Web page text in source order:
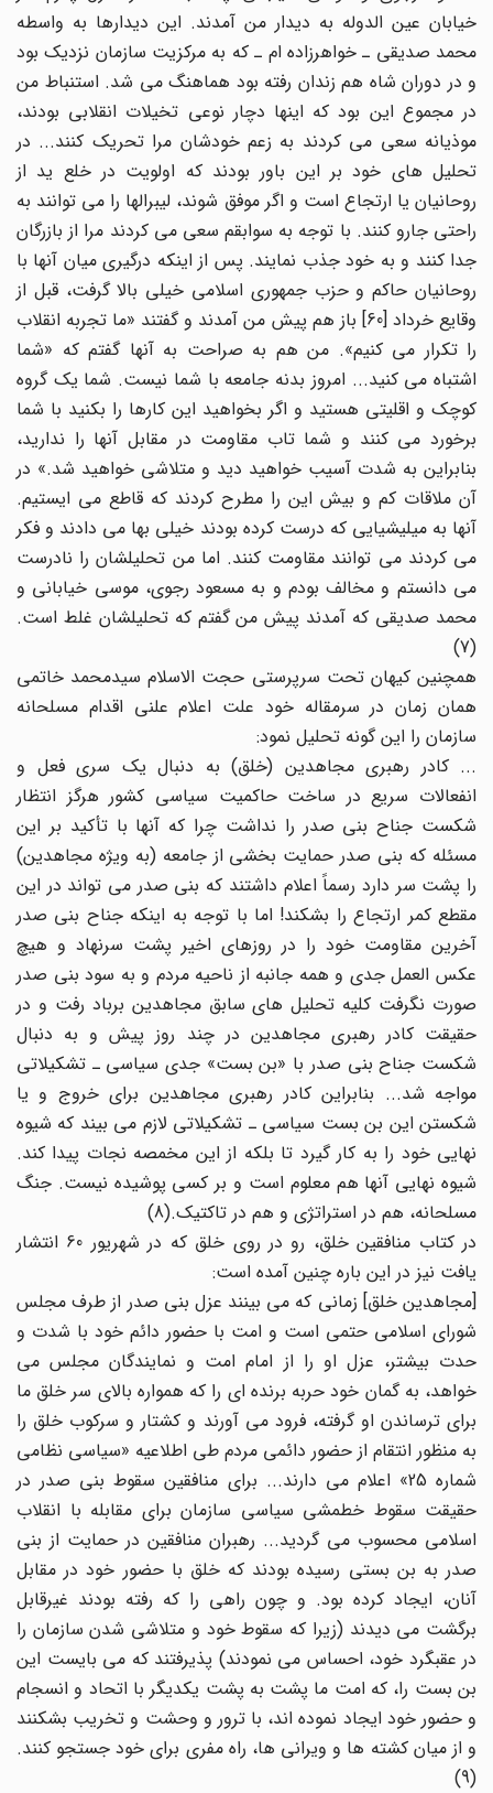
خیابان عین الدوله به دیدار من آمدند. این دیدارها به واسطه
محمد صدیقی ـ خواهرزاده ام ـ که به مرکزیت سازمان نزدیک بود
و در دوران شاه هم زندان رفته بود هماهنگ می شد. استنباط من
در مجموع این بود که اینها دچار نوعی تخیلات انقلابی بودند،
موذیانه سعی می کردند به زعم خودشان مرا تحریک کنند... در
تحلیل های خود بر این باور بودند که اولویت در خلع ید از
روحانیان یا ارتجاع است و اگر موفق شوند، لیبرالها را می توانند به
راحتی جارو کنند. با توجه به سوابقم سعی می کردند مرا از بازرگان
جدا کنند و به خود جذب نمایند. پس از اینکه درگیری میان آنها با
روحانیان حاکم و حزب جمهوری اسلامی خیلی بالا گرفت، قبل از
وقایع خرداد [60] باز هم پیش من آمدند و گفتند «ما تجربه انقلاب
را تکرار می کنیم». من هم به صراحت به آنها گفتم که «شما
اشتباه می کنید... امروز بدنه جامعه با شما نیست. شما یک گروه
کوچک و اقلیتی هستید و اگر بخواهید این کارها را بکنید با شما
برخورد می کنند و شما تاب مقاومت در مقابل آنها را ندارید،
بنابراین به شدت آسیب خواهید دید و متلاشی خواهید شد.» در
آن ملاقات کم و بیش این را مطرح کردند که قاطع می ایستیم.
آنها به میلیشیایی که درست کرده بودند خیلی بها می دادند و فکر
می کردند می توانند مقاومت کنند. اما من تحلیلشان را نادرست
می دانستم و مخالف بودم و به مسعود رجوی، موسی خیابانی و
محمد صدیقی که آمدند پیش من گفتم که تحلیلشان غلط است.
همچنین کیهان تحت سرپرستی حجت الاسلام سیدمحمد خاتمی
همان زمان در سرمقاله خود علت اعلام علنی اقدام مسلحانه
سازمان را این گونه تحلیل نمود:
... کادر رهبری مجاهدین (خلق) به دنبال یک سری فعل و
انفعالات سریع در ساخت حاکمیت سیاسی کشور هرگز انتظار
شکست جناح بنی صدر را نداشت چرا که آنها با تأکید بر این
مسئله که بنی صدر حمایت بخشی از جامعه (به ویژه مجاهدین)
را پشت سر دارد رسماً اعلام داشتند که بنی صدر می تواند در این
مقطع کمر ارتجاع را بشکند! اما با توجه به اینکه جناح بنی صدر
آخرین مقاومت خود را در روزهای اخیر پشت سرنهاد و هیچ
عکس العمل جدی و همه جانبه از ناحیه مردم و به سود بنی صدر
صورت نگرفت کلیه تحلیل های سابق مجاهدین برباد رفت و در
حقیقت کادر رهبری مجاهدین در چند روز پیش و به دنبال
شکست جناح بنی صدر با «بن بست» جدی سیاسی ـ تشکیلاتی
مواجه شد... بنابراین کادر رهبری مجاهدین برای خروج و یا
شکستن این بن بست سیاسی ـ تشکیلاتی لازم می بیند که شیوه
نهایی خود را به کار گیرد تا بلکه از این مخمصه نجات پیدا کند.
شیوه نهایی آنها هم معلوم است و بر کسی پوشیده نیست. جنگ
مسلحانه، هم در استراتژی و هم در تاکتیک.(8)
در کتاب منافقین خلق، رو در روی خلق که در شهریور 60 انتشار
یافت نیز در این باره چنین آمده است:
[مجاهدین خلق] زمانی که می بینند عزل بنی صدر از طرف مجلس
شورای اسلامی حتمی است و امت با حضور دائم خود با شدت و
حدت بیشتر، عزل او را از امام امت و نمایندگان مجلس می
خواهد، به گمان خود حربه برنده ای را که همواره بالای سر خلق ما
برای ترساندن او گرفته، فرود می آورند و کشتار و سرکوب خلق را
به منظور انتقام از حضور دائمی مردم طی اطلاعیه «سیاسی نظامی
شماره 25» اعلام می دارند... برای منافقین سقوط بنی صدر در
حقیقت سقوط خطمشی سیاسی سازمان برای مقابله با انقلاب
اسلامی محسوب می گردید... رهبران منافقین در حمایت از بنی
صدر به بن بستی رسیده بودند که خلق با حضور خود در مقابل
آنان، ایجاد کرده بود. و چون راهی را که رفته بودند غیرقابل
برگشت می دیدند (زیرا که سقوط خود و متلاشی شدن سازمان را
در عقبگرد خود، احساس می نمودند) پذیرفتند که می بایست این
بن بست را، که امت ما پشت به پشت یکدیگر با اتحاد و انسجام
و حضور خود ایجاد نموده اند، با ترور و وحشت و تخریب بشکنند
و از میان کشته ها و ویرانی ها، راه مفری برای خود جستجو کنند.